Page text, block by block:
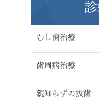
むし歯治療
歯周病治療
親知らずの抜歯